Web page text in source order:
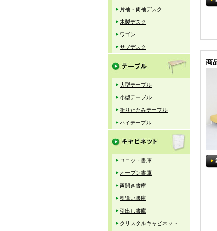
商
片袖・両袖デスク
木製デスク
ワゴン
サブデスク
大型テーブル
小型テーブル
折りたたみテーブル
ハイテーブル
ユニット書庫
オープン書庫
両開き書庫
引違い書庫
引出し書庫
クリスタルキャビネット